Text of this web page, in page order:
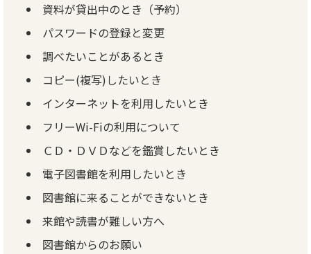
資料が貸出中のとき（予約）
パスワードの登録と変更
調べたいことがあるとき
コピー(複写)したいとき
インターネットを利用したいとき
フリーWi-Fiの利用について
ＣＤ・ＤＶＤなどを鑑賞したいとき
電子図書館を利用したいとき
図書館に来ることができないとき
来館や読書が難しい方へ
図書館からのお願い